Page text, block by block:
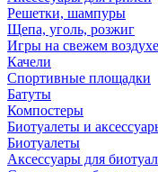
Решетки, шампуры
Щепа, уголь, розжиг
Игры на свежем воздухе
Качели
Спортивные площадки
Батуты
Компостеры
Биотуалеты и
Биотуалеты
Аксессуары для